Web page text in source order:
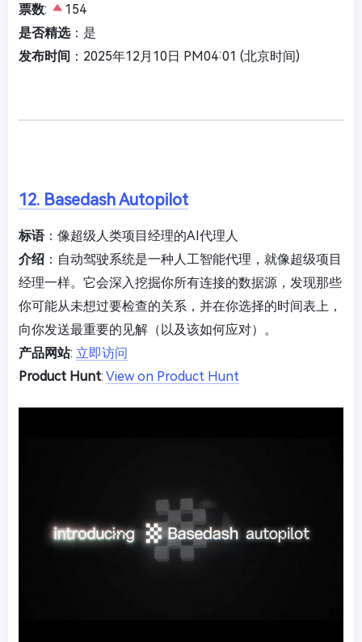
票数:
154
是否精选：是
发布时间 ：2025年12月10日 PM04:01 (北京时间)
12. Basedash Autopilot
标语：像超级人类项目经理的AI代理人
介绍 ：自动驾驶系统是一种人工智能代理，就像超级项目
经理一样。它会深入挖掘你所有连接的数据源，发现那些
你可能从未想过要检查的关系，并在你选择的时间表上，
向你发送最重要的见解（以及该如何应对）。
产品网站: 立即访问
Product Hunt: View on Product Hunt